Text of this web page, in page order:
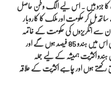
کا جزو ہیں ۔ اس لیے الگ وطن حاصل
مل کر حکومت اور ملک کا کاروبار
سے انگریزوں کی حکومت کے خاتمہ
کے بعد جو جمہوری طرز کی حکومت قائم ہو گی اس میں ہندو 85 فیصد ہوں گے اور
میں ہندو اکثریت ہمیشہ کے لیے جملہ
رکھتے ہوں اور چاہے اکثریت کے علاقہ